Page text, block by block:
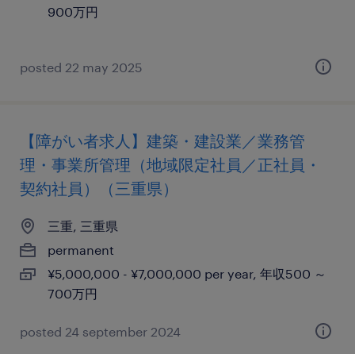
900万円
posted 22 may 2025
【障がい者求人】建築・建設業／業務管
理・事業所管理（地域限定社員／正社員・
契約社員）（三重県）
三重, 三重県
permanent
¥5,000,000 - ¥7,000,000 per year, 年収500 ～
700万円
posted 24 september 2024